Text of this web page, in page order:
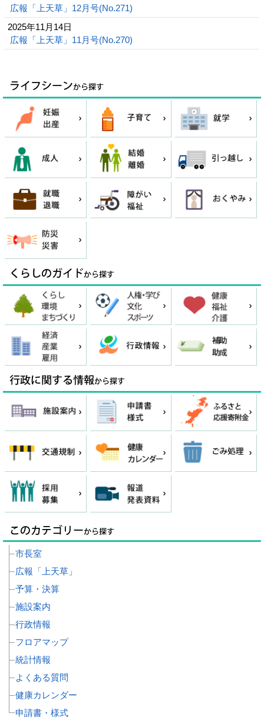
広報「上天草」12月号(No.271)
2025年11月14日
広報「上天草」11月号(No.270)
市長室
広報「上天草」
予算・決算
施設案内
行政情報
フロアマップ
統計情報
よくある質問
健康カレンダー
申請書・様式